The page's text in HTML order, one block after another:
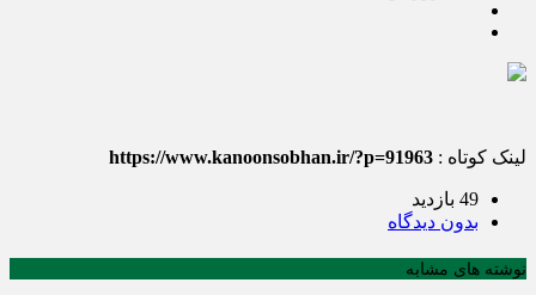
لینک کوتاه : https://www.kanoonsobhan.ir/?p=91963
49 بازدید
بدون دیدگاه
نوشته های مشابه